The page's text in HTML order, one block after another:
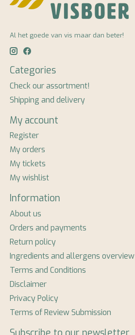
Al het goede van vis maar dan beter!
Categories
Check our assortment!
Shipping and delivery
My account
Register
My orders
My tickets
My wishlist
Information
About us
Orders and payments
Return policy
Ingredients and allergens overview
Terms and Conditions
Disclaimer
Privacy Policy
Terms of Review Submission